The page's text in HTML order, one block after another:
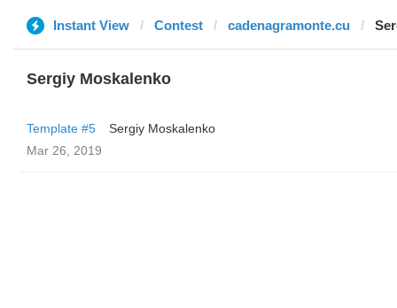
Instant View Contest cadenagramonte.cu
Sergiy Moskalenko
Template #5
Sergiy Moskalenko
Mar 26, 2019